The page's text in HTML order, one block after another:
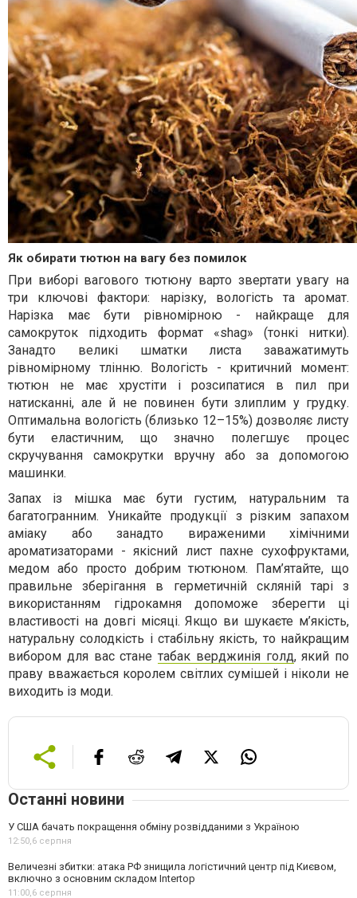
Як обирати тютюн на вагу без помилок
При виборі вагового тютюну варто звертати увагу на
три ключові фактори: нарізку, вологість та аромат.
Нарізка має бути рівномірною - найкраще для
самокруток підходить формат «shag» (тонкі нитки).
Занадто великі шматки листа заважатимуть
рівномірному тлінню. Вологість - критичний момент:
тютюн не має хрустіти і розсипатися в пил при
натисканні, але й не повинен бути злиплим у грудку.
Оптимальна вологість (близько 12–15%) дозволяє листу
бути еластичним, що значно полегшує процес
скручування самокрутки вручну або за допомогою
машинки.
Запах із мішка має бути густим, натуральним та
багатогранним. Уникайте продукції з різким запахом
аміаку або занадто вираженими хімічними
ароматизаторами - якісний лист пахне сухофруктами,
медом або просто добрим тютюном. Пам’ятайте, що
правильне зберігання в герметичній скляній тарі з
використанням гідрокамня допоможе зберегти ці
властивості на довгі місяці. Якщо ви шукаєте м’якість,
натуральну солодкість і стабільну якість, то найкращим
вибором для вас стане табак верджинія голд, який по
праву вважається королем світлих сумішей і ніколи не
виходить із моди.
Останні новини
У США бачать покращення обміну розвідданими з Україною
12:50,6 серпня
Величезні збитки: атака РФ знищила логістичний центр під Києвом,
включно з основним складом Intertop
11:00,6 серпня